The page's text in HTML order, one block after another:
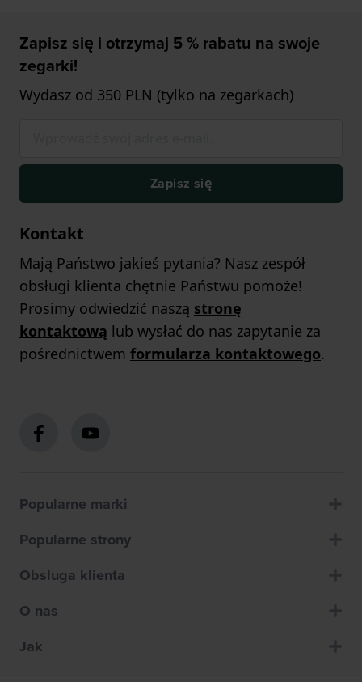
Zapisz się i otrzymaj 5 % rabatu na swoje
zegarki!
Wydasz od 350 PLN (tylko na zegarkach)
Zapisz się
Kontakt
Mają Państwo jakieś pytania? Nasz zespół
obsługi klienta chętnie Państwu pomoże!
Prosimy odwiedzić naszą stronę
kontaktową lub wysłać do nas zapytanie za
pośrednictwem formularza kontaktowego.
Popularne marki
Popularne strony
Obsluga klienta
O nas
Jak